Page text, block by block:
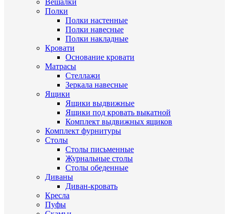
Полки
Полки настенные
Полки навесные
Полки накладные
Кровати
Основание кровати
Матрасы
Стеллажи
Зеркала навесные
Ящики
Ящики выдвижные
Ящики под кровать выкатной
Комплект выдвижных ящиков
Комплект фурнитуры
Столы
Столы письменные
Журнальные cтолы
Столы обеденные
Диваны
Диван-кровать
Кресла
Пуфы